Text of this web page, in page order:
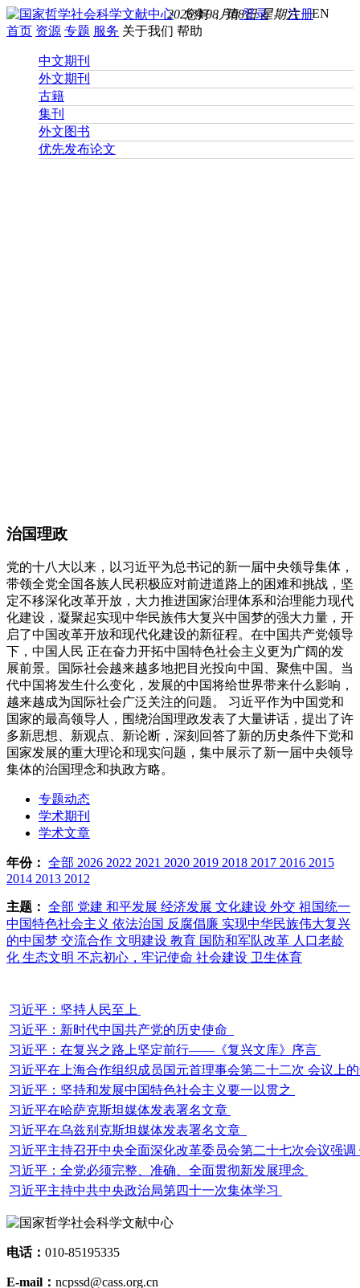
您好， 请登录 注册EN
2026年08月08日 星期六
首页 资源 专题 服务 关于我们 帮助
中文期刊
外文期刊
古籍
集刊
外文图书
优先发布论文
治国理政
党的十八大以来，以习近平为总书记的新一届中央领导集体，
带领全党全国各族人民积极应对前进道路上的困难和挑战，坚
定不移深化改革开放，大力推进国家治理体系和治理能力现代
化建设，凝聚起实现中华民族伟大复兴中国梦的强大力量，开
启了中国改革开放和现代化建设的新征程。在中国共产党领导
下，中国人民 正在奋力开拓中国特色社会主义更为广阔的发
展前景。国际社会越来越多地把目光投向中国、聚焦中国。当
代中国将发生什么变化，发展的中国将给世界带来什么影响，
越来越成为国际社会广泛关注的问题。 习近平作为中国党和
国家的最高领导人，围绕治国理政发表了大量讲话，提出了许
多新思想、新观点、新论断，深刻回答了新的历史条件下党和
国家发展的重大理论和现实问题，集中展示了新一届中央领导
集体的治国理念和执政方略。
专题动态
学术期刊
学术文章
年份： 全部 2026 2022 2021 2020 2019 2018 2017 2016 2015
2014 2013 2012
主题： 全部 党建 和平发展 经济发展 文化建设 外交 祖国统一
中国特色社会主义 依法治国 反腐倡廉 实现中华民族伟大复兴
的中国梦 交流合作 文明建设 教育 国防和军队改革 人口老龄
化 生态文明 不忘初心，牢记使命 社会建设 卫生体育
习近平：坚持人民至上
习近平：新时代中国共产党的历史使命
习近平：在复兴之路上坚定前行——《复兴文库》序言
习近平在上海合作组织成员国元首理事会第二十二次 会议上
习近平：坚持和发展中国特色社会主义要一以贯之
习近平在哈萨克斯坦媒体发表署名文章
习近平在乌兹别克斯坦媒体发表署名文章
习近平主持召开中央全面深化改革委员会第二十七次会议强
习近平：全党必须完整、准确、全面贯彻新发展理念
习近平主持中共中央政治局第四十一次集体学习
电话： 010-85195335
E-mail： ncpssd@cass.org.cn